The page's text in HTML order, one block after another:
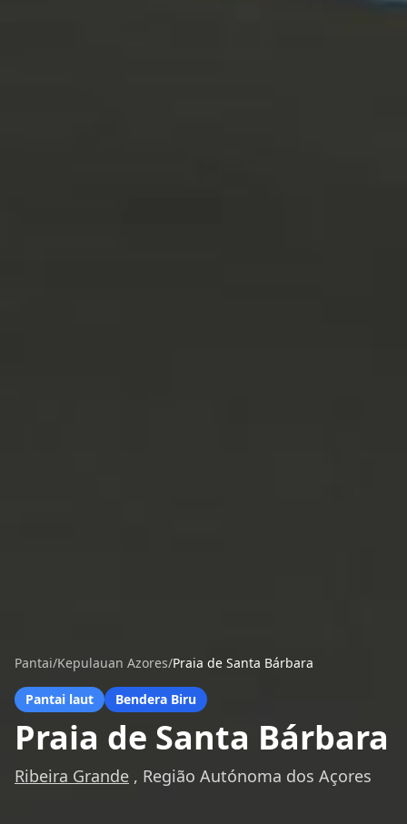
Pantai/Kepulauan Azores/Praia de Santa Bárbara
Pantai laut Bendera Biru
Praia de Santa Bárbara
Ribeira Grande , Região Autónoma dos Açores